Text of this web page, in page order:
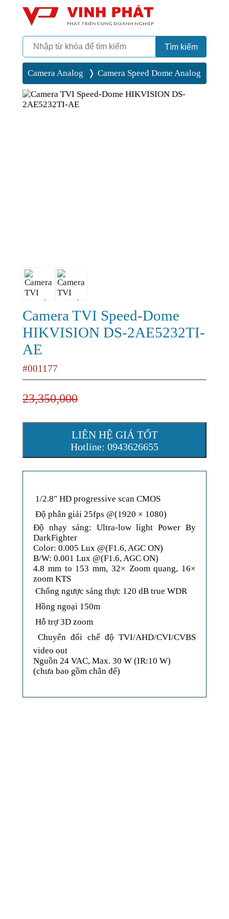
Vinh Phát Cần Thơ Tìm kiếm
Camera Analog Camera Speed Dome Analog
Camera TVI Speed-Dome
HIKVISION DS-2AE5232TI-
AE
#001177
23,350,000
LIÊN HỆ GIÁ TỐT
Hotline: 0943626655
 1/2.8" HD progressive scan CMOS
 Độ phân giải 25fps @(1920 × 1080)
Độ nhạy sáng: Ultra-low light Power By
DarkFighter
Color: 0.005 Lux @(F1.6, AGC ON)
B/W: 0.001 Lux @(F1.6, AGC ON)
4.8 mm to 153 mm, 32× Zoom quang, 16×
zoom KTS
 Chống ngược sáng thực 120 dB true WDR
 Hồng ngoại 150m
 Hỗ trợ 3D zoom
 Chuyển đổi chế độ TVI/AHD/CVI/CVBS
video out
Nguồn 24 VAC, Max. 30 W (IR:10 W)
(chưa bao gồm chân đế)